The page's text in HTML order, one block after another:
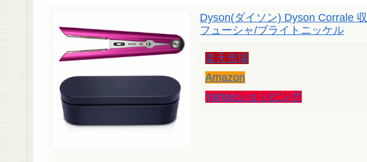
Dyson(ダイソン) Dyson Corrale
フューシャ/ブライトニッケル
楽天市場
Amazon
Yahooショッピング